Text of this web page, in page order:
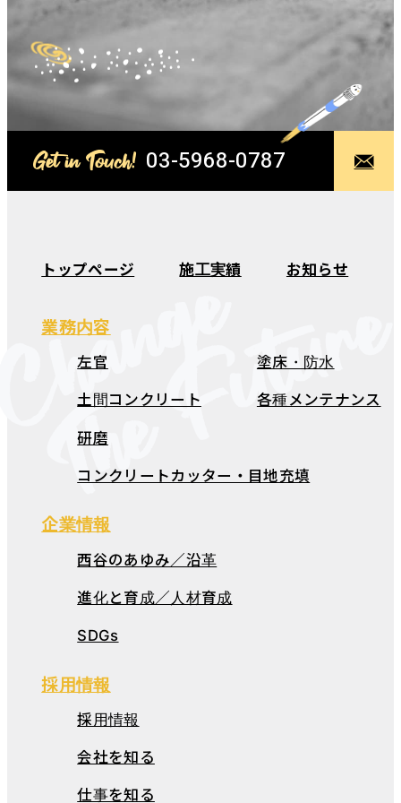
Get in Touch! 03-5968-0787
The
トップページ 施工実績 お知らせ
業務内容
左官
土間コンクリート
研磨
コンクリートカッター・目地充填
塗床・防水
各種メンテナンス
企業情報
西谷のあゆみ／沿革
進化と育成／人材育成
SDGs
採用情報
採用情報
会社を知る
仕事を知る